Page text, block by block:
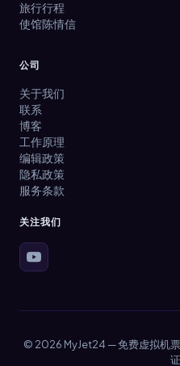
旅行行程
使馆陈情信
公司
关于我们
联系
博客
工作原理
编辑政策
隐私政策
服务条款
关注我们
© 2026 MyJet24 — 免费虚拟机